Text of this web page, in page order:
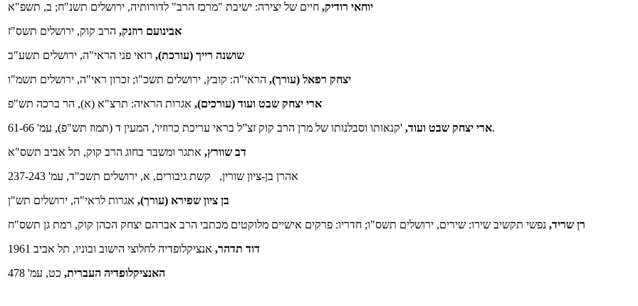
יוחאי רודיק, חיים של יצירה: ישיבת "מרכז הרב" לדורותיה, ירושלים תשנ"ח; ב, תשפ"א
אבינועם רוזנק, הרב קוק, ירושלים תשס"ז
שושנה רייך (עורכת), רואי פני הראי"ה, ירושלים תשע"ב
יצחק רפאל (עורך), הראי"ה: קובץ, ירושלים תשכ"ו; זכרון ראי"ה, ירושלים תשמ"ו
ארי יצחק שבט ועוד (עורכים), אגרות הראיה: תרצ"א (א), הר ברכה תש"פ
ארי יצחק שבט ועוד, 'קנאותו וסבלנותו של מרן הרב קוק זצ”ל בראי עריכת כרוזיו',
המעין ד (תמוז תש"פ), עמ' 61-66.
דב שוורץ, אתגר ומשבר בחוג הרב קוק, תל אביב תשס"א
אהרן בן-ציון שורין, קשת גיבורים, א, ירושלים תשכ"ד, עמ' 237-243
בן ציון שפירא (עורך), אגרות לראי"ה, ירושלים תש"ן
רן שריד, נפשי תקשיב שירו: שירים, ירושלים תשס"ו; חדריו: פרקים אישיים מלוקטים מכתבי הרב אברהם יצחק הכהן קוק, רמת גן תשס"ח
דוד תדהר, אנציקלופדיה לחלוצי הישוב ובוניו, תל אביב 1961
האנציקלופדיה העברית, כט, עמ' 478